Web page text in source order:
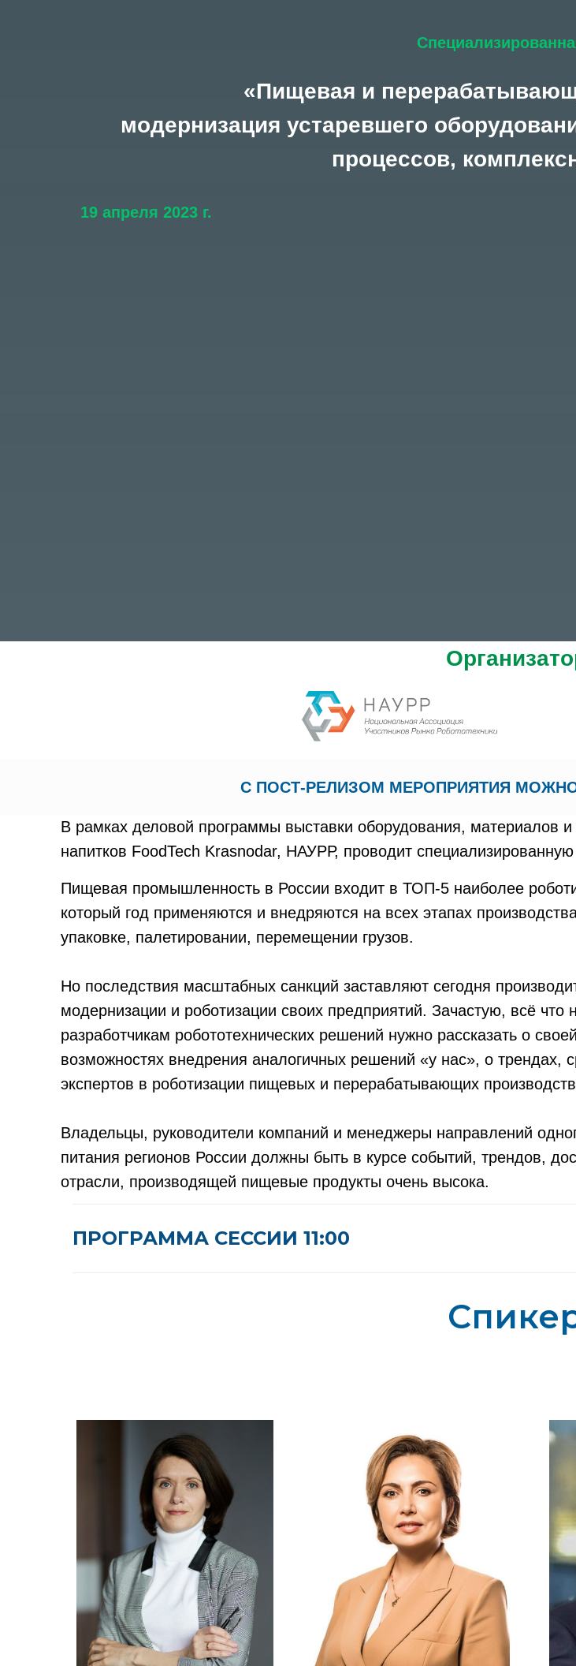
«Пищевая и
модернизация устаревшего
процессов,
19 апреля 2023 г.
С ПОСТ-РЕЛИЗОМ МЕРОПРИЯТИЯ
В рамках деловой программы выставки оборудования, материалов
напитков FoodTech Krasnodar, НАУРР, проводит
Пищевая промышленность в России входит в ТОП-5 наиболее
который год применяются и внедряются на всех этапах
упаковке, палетировании, перемещении грузов.
Но последствия масштабных санкций заставляют сегодня
модернизации и роботизации своих предприятий. Зачастую, всё
разработчикам робототехнических решений нужно рассказать о
возможностях внедрения аналогичных решений «у нас», о
экспертов в роботизации пищевых и перерабатывающих
Владельцы, руководители компаний и менеджеры направлений
питания регионов России должны быть в курсе событий, трендов,
отрасли, производящей пищевые продукты очень высока.
ПРОГРАММА СЕССИИ 11:00